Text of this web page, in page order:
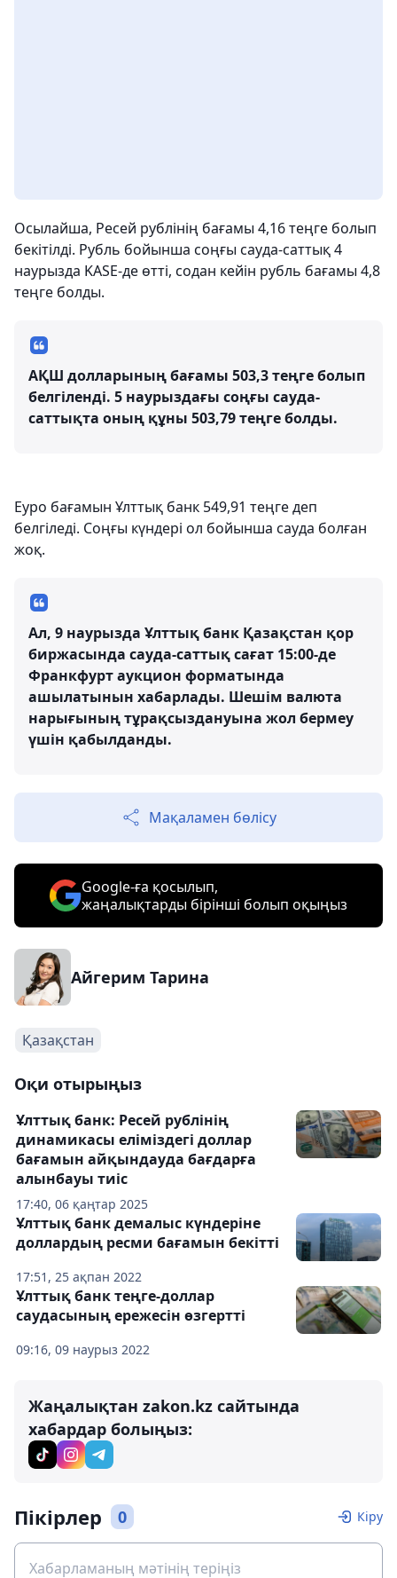
Осылайша, Ресей рублінің бағамы 4,16 теңге болып
бекітілді. Рубль бойынша соңғы сауда-саттық 4
наурызда KASE-де өтті, содан кейін рубль бағамы 4,8
теңге болды.
АҚШ долларының бағамы 503,3 теңге болып
белгіленді. 5 наурыздағы соңғы сауда-
саттықта оның құны 503,79 теңге болды.
Еуро бағамын Ұлттық банк 549,91 теңге деп
белгіледі. Соңғы күндері ол бойынша сауда болған
жоқ.
Ал, 9 наурызда Ұлттық банк Қазақстан қор
биржасында сауда-саттық сағат 15:00-де
Франкфурт аукцион форматында
ашылатынын хабарлады. Шешім валюта
нарығының тұрақсыздануына жол бермеу
үшін қабылданды.
Мақаламен бөлісу
Google-ға қосылып,
жаңалықтарды бірінші болып оқыңыз
Айгерим Тарина
Қазақстан
Оқи отырыңыз
17:40, 06 қаңтар 2025
Ұлттық банк: Ресей рублінің
динамикасы еліміздегі доллар
бағамын айқындауда бағдарға
алынбауы тиіс
17:51, 25 ақпан 2022
Ұлттық банк демалыс күндеріне
доллардың ресми бағамын бекітті
09:16, 09 наурыз 2022
Ұлттық банк теңге-доллар
саудасының ережесін өзгертті
Жаңалықтан zakon.kz сайтында
хабардар болыңыз:
Пікірлер 0 Кіру